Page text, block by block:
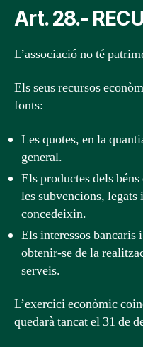
Art. 28.-
L’associació no té
Els seus recursos
fonts:
Les quotes, en la
general.
Els productes dels
les subvencions,
concedeixin.
Els interessos bancaris
obtenir-se de la
serveis.
L’exercici econòmic
quedarà tancat el 31 de